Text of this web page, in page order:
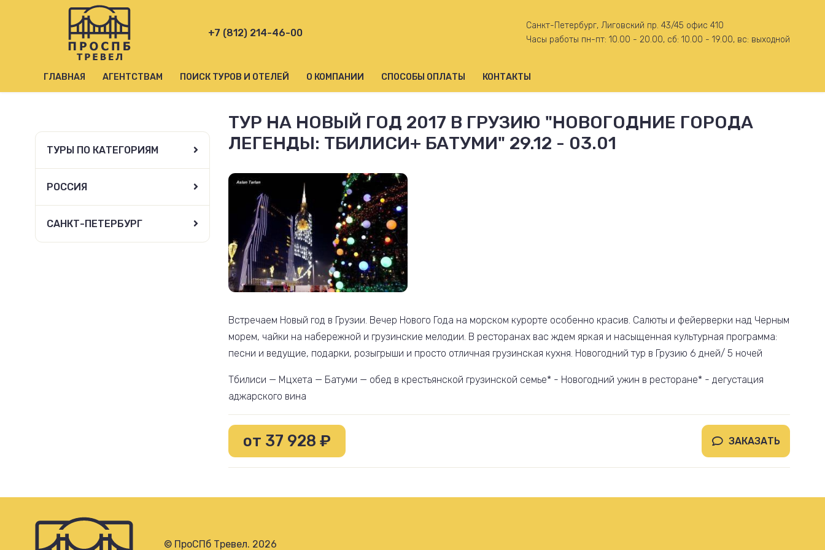
+7 (812) 214-46-00
Санкт-Петербург, Лиговский пр. 43/45 офис 410
Часы работы пн-пт: 10.00 - 20.00, сб: 10.00 - 19.00, вс: выходной
ГЛАВНАЯ АГЕНТСТВАМ ПОИСК ТУРОВ И ОТЕЛЕЙ О КОМПАНИИ СПОСОБЫ ОПЛАТЫ КОНТАКТЫ
ТУРЫ ПО КАТЕГОРИЯМ
РОССИЯ
САНКТ-ПЕТЕРБУРГ
ТУР НА НОВЫЙ ГОД 2017 В ГРУЗИЮ "НОВОГОДНИЕ ГОРОДА
ЛЕГЕНДЫ: ТБИЛИСИ+ БАТУМИ" 29.12 - 03.01
Встречаем Новый год в Грузии. Вечер Нового Года на морском курорте особенно красив. Салюты и фейерверки над Черным
морем, чайки на набережной и грузинские мелодии. В ресторанах вас ждем яркая и насыщенная культурная программа:
песни и ведущие, подарки, розыгрыши и просто отличная грузинская кухня. Новогодний тур в Грузию 6 дней/ 5 ночей
Тбилиси — Мцхета — Батуми — обед в крестьянской грузинской семье* - Новогодний ужин в ресторане* - дегустация
аджарского вина
от 37 928 ₽ ЗАКАЗАТЬ
© ПроСПб Тревел. 2026